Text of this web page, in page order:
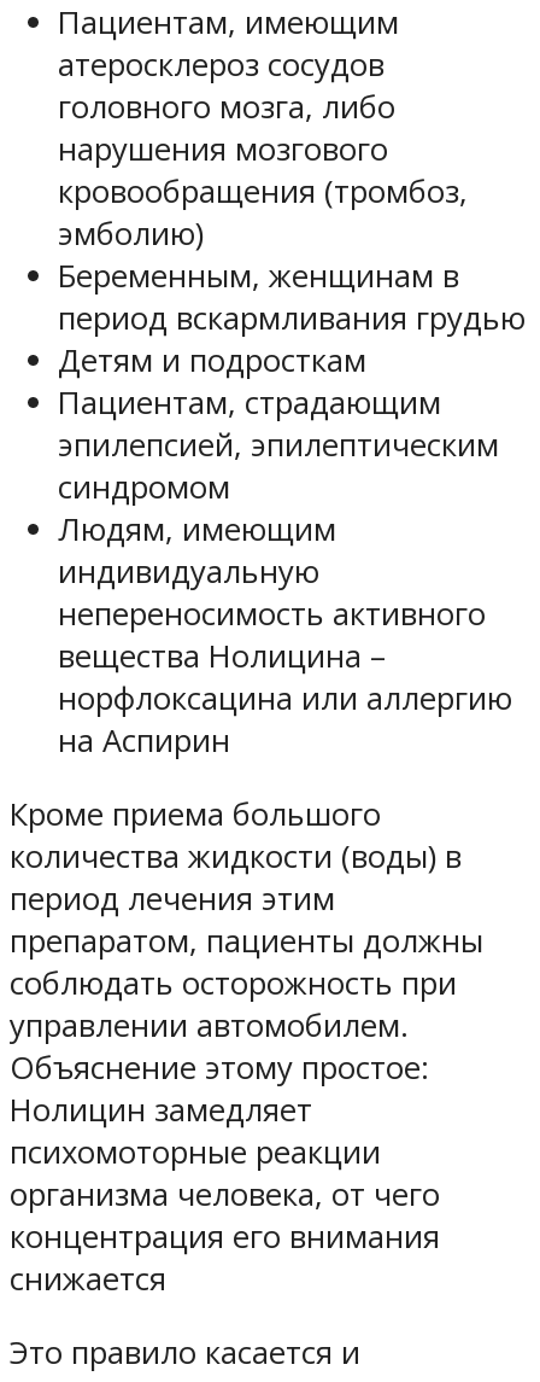
Пациентам, имеющим
атеросклероз сосудов
головного мозга, либо
нарушения мозгового
кровообращения (тромбоз,
эмболию)
Беременным, женщинам в
период вскармливания грудью
Детям и подросткам
Пациентам, страдающим
эпилепсией, эпилептическим
синдромом
Людям, имеющим
индивидуальную
непереносимость активного
вещества Нолицина –
норфлоксацина или аллергию
на Аспирин
Кроме приема большого
количества жидкости (воды) в
период лечения этим
препаратом, пациенты должны
соблюдать осторожность при
управлении автомобилем.
Объяснение этому простое:
Нолицин замедляет
психомоторные реакции
организма человека, от чего
концентрация его внимания
снижается
Это правило касается и